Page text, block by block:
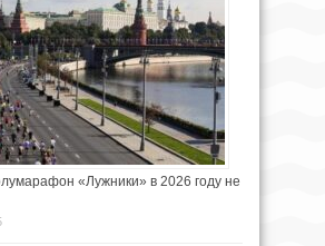
«Лужники» в 2026 году не